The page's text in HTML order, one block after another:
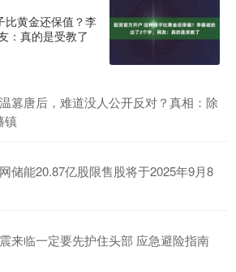
比黄金还保值？李
：真的是受教了
篡唐后，难道没人公开反对？真相：除
镇
储能20.87亿股限售股将于2025年9月8
来临一定要先护住头部 应急避险指南